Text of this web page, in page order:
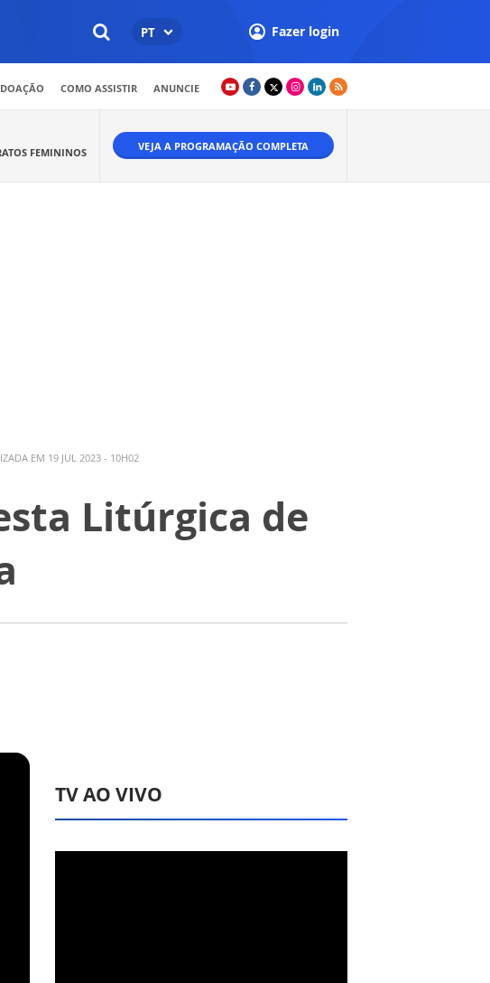
PT Fazer login
COMO ASSISTIR ANUNCIE
FEMININOS VEJA A PROGRAMAÇÃO COMPLETA
EM 19 JUL 2023 - 10H02
Litúrgica de
TV AO VIVO